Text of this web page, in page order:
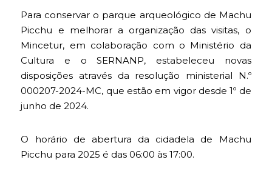
Para conservar o parque arqueológico de Machu
Picchu e melhorar a organização das visitas, o
Mincetur, em colaboração com o Ministério da
Cultura e o SERNANP, estabeleceu novas
disposições através da resolução ministerial N.º
000207-2024-MC, que estão em vigor desde 1º de
junho de 2024.
O horário de abertura da cidadela de Machu
Picchu para 2025 é das 06:00 às 17:00.